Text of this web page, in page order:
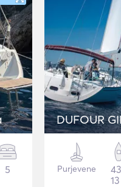
5
DUFOUR
Purjevene